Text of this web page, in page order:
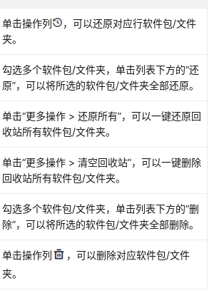
单击操作列
，可以还原对应行软件包/文件
夹。
勾选多个软件包/文件夹，单击列表下方的“还
原”，可以将所选的软件包/文件夹全部还原。
单击“更多操作 > 还原所有”，可以一键还原回
收站所有软件包/文件夹。
单击“更多操作 > 清空回收站”，可以一键删除
回收站所有软件包/文件夹。
勾选多个软件包/文件夹，单击列表下方的“删
除”，可以将所选的软件包/文件夹全部删除。
单击操作列
，可以删除对应软件包/文件
夹。